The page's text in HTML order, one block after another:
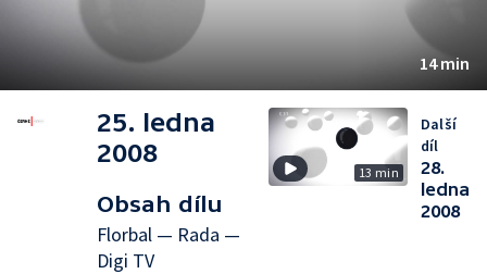
14 min
25. ledna
2008
Obsah dílu
Florbal — Rada —
Digi TV
13 min
Další
díl
28.
ledna
2008